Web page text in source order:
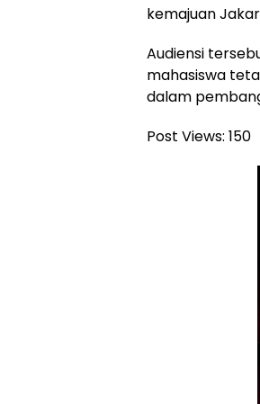
kemajuan
Audiensi
mahasiswa
dalam
Post Views: 150